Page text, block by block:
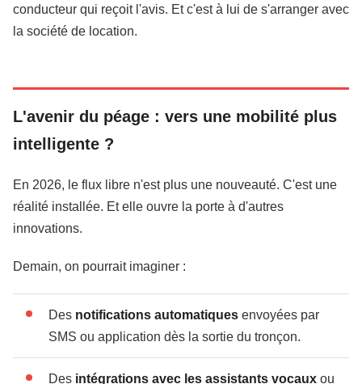
conducteur qui reçoit l'avis. Et c'est à lui de s'arranger avec
la société de location.
L'avenir du péage : vers une mobilité plus
intelligente ?
En 2026, le flux libre n'est plus une nouveauté. C'est une
réalité installée. Et elle ouvre la porte à d'autres
innovations.
Demain, on pourrait imaginer :
Des notifications automatiques envoyées par
SMS ou application dès la sortie du tronçon.
Des intégrations avec les assistants vocaux ou